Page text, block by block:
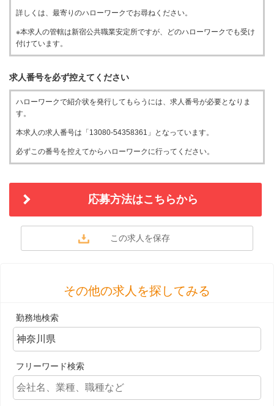
詳しくは、最寄りのハローワークでお尋ねください。
※本求人の管轄は新宿公共職業安定所ですが、どのハローワークでも受け
付けています。
求人番号を必ず控えてください
ハローワークで紹介状を発行してもらうには、求人番号が必要となりま
す。
本求人の求人番号は「13080-54358361」となっています。
必ずこの番号を控えてからハローワークに行ってください。
応募方法はこちらから
その他の求人を探してみる
勤務地検索
フリーワード検索